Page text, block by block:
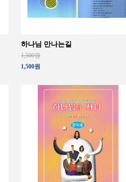
하나님 만나는길
1,500원
1,500원